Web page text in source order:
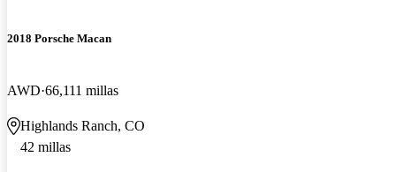
2018 Porsche Macan
AWD 66,111 millas
Highlands Ranch, CO
42 millas